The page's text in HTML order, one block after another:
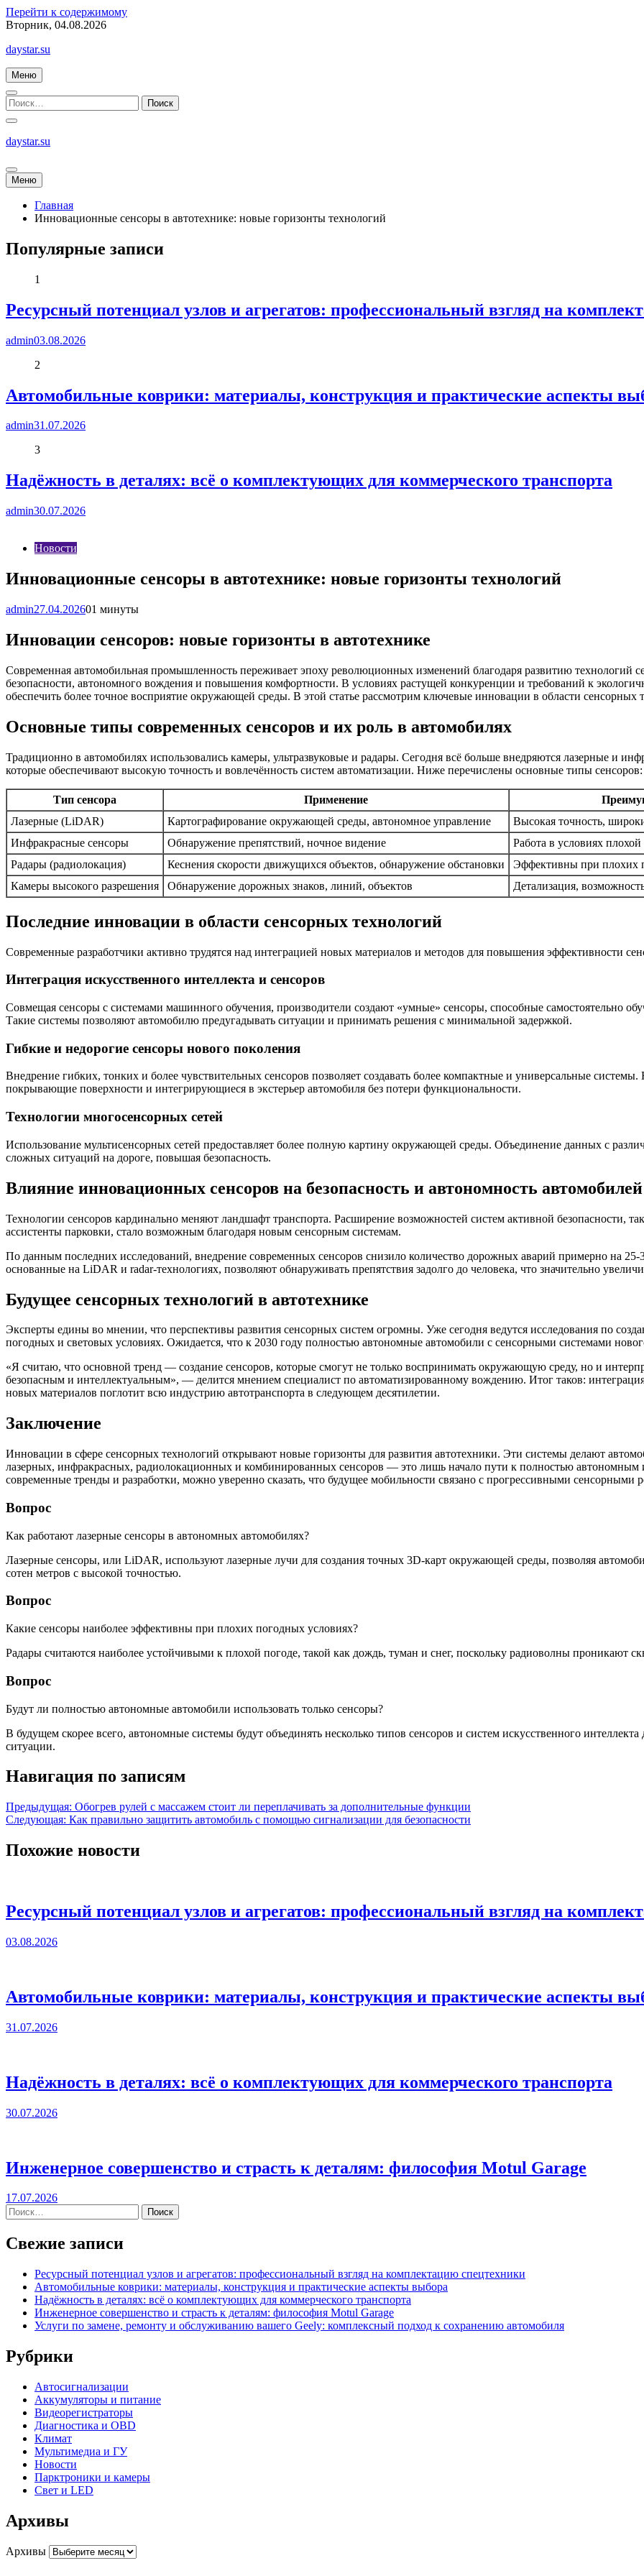
Перейти к содержимому
Вторник, 04.08.2026
daystar.su
Меню
daystar.su
Меню
Главная
Инновационные сенсоры в автотехнике: новые горизонты технологий
Популярные записи
1
Ресурсный потенциал узлов и агрегатов: профессиональный взгляд на
admin03.08.2026
2
Автомобильные коврики: материалы, конструкция и практические аспекты
admin31.07.2026
3
Надёжность в деталях: всё о комплектующих для коммерческого транспорта
admin30.07.2026
Новости
Инновационные сенсоры в автотехнике: новые горизонты технологий
admin27.04.202601 минуты
Инновации сенсоров: новые горизонты в автотехнике
Современная автомобильная промышленность переживает эпоху революционных изменений благодаря развитию технологий
безопасности, автономного вождения и повышения комфортности. В условиях растущей конкуренции и требований к
обеспечить более точное восприятие окружающей среды. В этой статье рассмотрим ключевые инновации в области сенсорных
Основные типы современных сенсоров и их роль в автомобилях
Традиционно в автомобилях использовались камеры, ультразвуковые и радары. Сегодня всё больше внедряются лазерные и
которые обеспечивают высокую точность и вовлечённость систем автоматизации. Ниже перечислены основные типы сенсоров:
Тип сенсора Применение
Лазерные (LiDAR)
Картографирование окружающей среды, автономное управление
Высокая точность,
Инфракрасные сенсоры
Обнаружение препятствий, ночное видение
Работа в условиях
Радары (радиолокация)
Кеснения скорости движущихся объектов, обнаружение обстановки
Эффективны при плохих
Камеры высокого разрешения
Обнаружение дорожных знаков, линий, объектов Детализация,
Последние инновации в области сенсорных технологий
Современные разработчики активно трудятся над интеграцией новых материалов и методов для повышения эффективности
Интеграция искусственного интеллекта и сенсоров
Совмещая сенсоры с системами машинного обучения, производители создают «умные» сенсоры, способные самостоятельно
Такие системы позволяют автомобилю предугадывать ситуации и принимать решения с минимальной задержкой.
Гибкие и недорогие сенсоры нового поколения
Внедрение гибких, тонких и более чувствительных сенсоров позволяет создавать более компактные и универсальные
покрывающие поверхности и интегрирующиеся в экстерьер автомобиля без потери функциональности.
Технологии многосенсорных сетей
Использование мультисенсорных сетей предоставляет более полную картину окружающей среды. Объединение данных с
сложных ситуаций на дороге, повышая безопасность.
Влияние инновационных сенсоров на безопасность и автономность автомобилей
Технологии сенсоров кардинально меняют ландшафт транспорта. Расширение возможностей систем активной безопасности,
ассистенты парковки, стало возможным благодаря новым сенсорным системам.
По данным последних исследований, внедрение современных сенсоров снизило количество дорожных аварий примерно на
основанные на LiDAR и radar-технологиях, позволяют обнаруживать препятствия задолго до человека, что значительно
Будущее сенсорных технологий в автотехнике
Эксперты едины во мнении, что перспективы развития сенсорных систем огромны. Уже сегодня ведутся исследования по
погодных и световых условиях. Ожидается, что к 2030 году полностью автономные автомобили с сенсорными системами
«Я считаю, что основной тренд — создание сенсоров, которые смогут не только воспринимать окружающую среду, но и
безопасным и интеллектуальным», — делится мнением специалист по автоматизированному вождению. Итог таков:
новых материалов поглотит всю индустрию автотранспорта в следующем десятилетии.
Заключение
Инновации в сфере сенсорных технологий открывают новые горизонты для развития автотехники. Эти системы делают
лазерных, инфракрасных, радиолокационных и комбинированных сенсоров — это лишь начало пути к полностью автономным
современные тренды и разработки, можно уверенно сказать, что будущее мобильности связано с прогрессивными
Вопрос
Как работают лазерные сенсоры в автономных автомобилях?
Лазерные сенсоры, или LiDAR, используют лазерные лучи для создания точных 3D-карт окружающей среды, позволяя
сотен метров с высокой точностью.
Вопрос
Какие сенсоры наиболее эффективны при плохих погодных условиях?
Радары считаются наиболее устойчивыми к плохой погоде, такой как дождь, туман и снег, поскольку радиоволны проникают
Вопрос
Будут ли полностью автономные автомобили использовать только сенсоры?
В будущем скорее всего, автономные системы будут объединять несколько типов сенсоров и систем искусственного
ситуации.
Навигация по записям
Предыдущая: Обогрев рулей с массажем стоит ли переплачивать за дополнительные функции
Следующая: Как правильно защитить автомобиль с помощью сигнализации для безопасности
Похожие новости
Ресурсный потенциал узлов и агрегатов: профессиональный взгляд на
03.08.2026
Автомобильные коврики: материалы, конструкция и практические аспекты
31.07.2026
Надёжность в деталях: всё о комплектующих для коммерческого транспорта
30.07.2026
Инженерное совершенство и страсть к деталям: философия Motul Garage
17.07.2026
Свежие записи
Ресурсный потенциал узлов и агрегатов: профессиональный взгляд на комплектацию спецтехники
Автомобильные коврики: материалы, конструкция и практические аспекты выбора
Надёжность в деталях: всё о комплектующих для коммерческого транспорта
Инженерное совершенство и страсть к деталям: философия Motul Garage
Услуги по замене, ремонту и обслуживанию вашего Geely: комплексный подход к сохранению автомобиля
Рубрики
Автосигнализации
Аккумуляторы и питание
Видеорегистраторы
Диагностика и OBD
Климат
Мультимедиа и ГУ
Новости
Парктроники и камеры
Свет и LED
Архивы
Архивы